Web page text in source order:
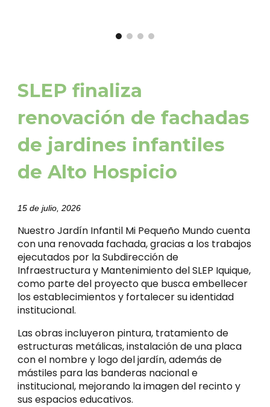
SLEP finaliza
renovación de fachadas
de jardines infantiles
de Alto Hospicio
15 de julio, 2026
Nuestro Jardín Infantil Mi Pequeño Mundocuenta
con una renovada fachada, gracias a los trabajos
ejecutados por la Subdirección de
Infraestructura y Mantenimiento del SLEP Iquique,
como parte del proyecto que busca embellecer
los establecimientos y fortalecer su identidad
institucional.
Las obras incluyeron pintura, tratamiento de
estructuras metálicas, instalación de una placa
con el nombre y logo del jardín, además de
mástiles para las banderas nacional e
institucional, mejorando la imagen del recinto y
sus espacios educativos.